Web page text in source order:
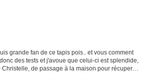
grande fan de ce tapis pois.. et vous comment
des tests et j'avoue que celui-ci est splendide,
de passage à la maison pour récuperer